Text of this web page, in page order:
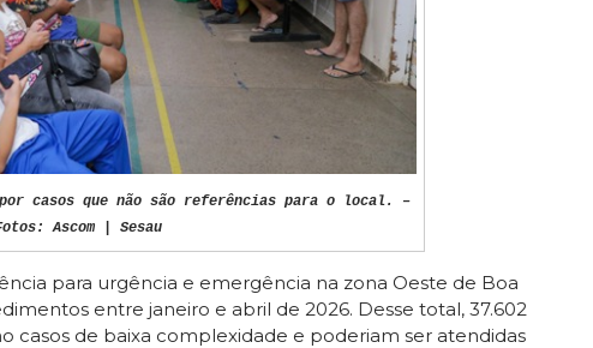
casos que não são referências para o local. –
Ascom | Sesau
para urgência e emergência na zona Oeste de Boa
entre janeiro e abril de 2026. Desse total, 37.602
casos de baixa complexidade e poderiam ser atendidas